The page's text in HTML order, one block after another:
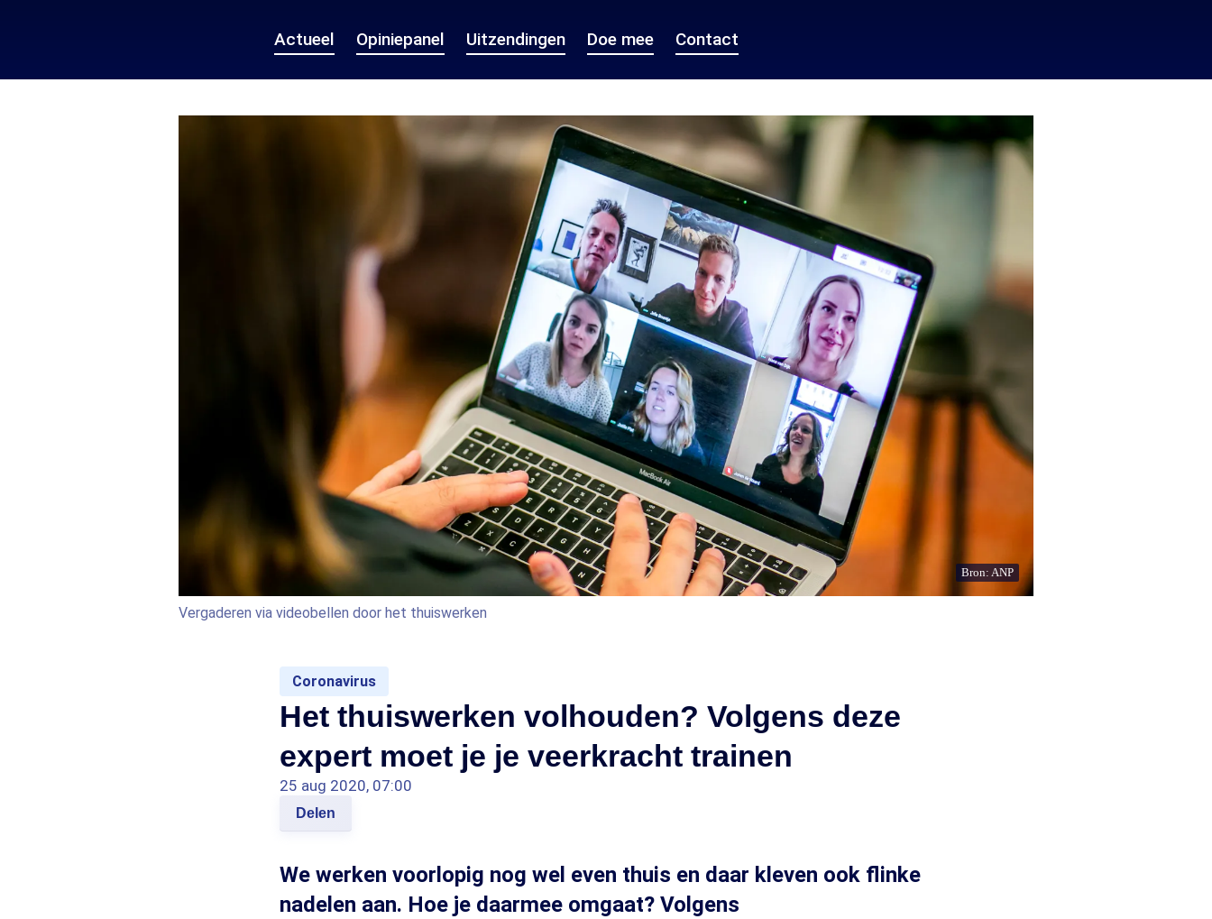
Actueel Opiniepanel Uitzendingen Doe mee Contact
Bron: ANP
Vergaderen via videobellen door het thuiswerken
Coronavirus
Het thuiswerken volhouden? Volgens deze
expert moet je je veerkracht trainen
25 aug 2020, 07:00
Delen
We werken voorlopig nog wel even thuis en daar kleven ook flinke
nadelen aan. Hoe je daarmee omgaat? Volgens